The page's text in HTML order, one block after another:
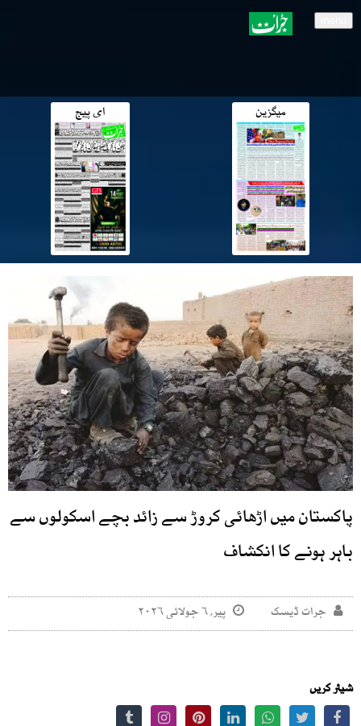
میگزین ای پیج
پاکستان میں اڑھائی کروڑ سے زائد بچے اسکولوں سے
باہر ہونے کا انکشاف
جرات ڈیسک پیر, ۶ جولائی ۲۰۲۶
شیئر کریں